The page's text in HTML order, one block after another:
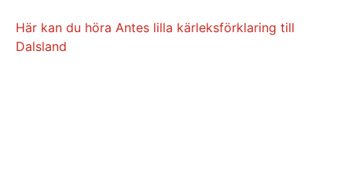
Här kan du höra Antes lilla kärleksförklaring till
Dalsland